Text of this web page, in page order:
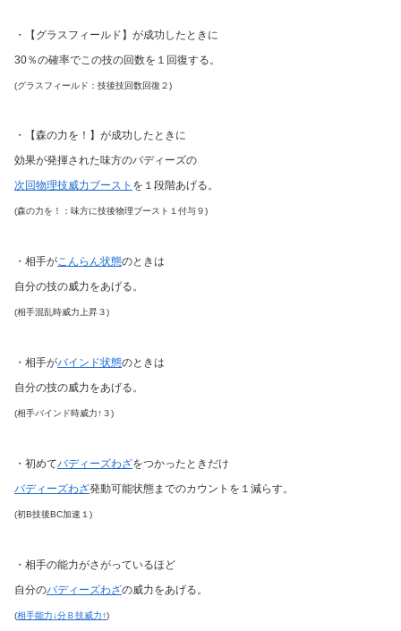
・【グラスフィールド】が成功したときに
30％の確率でこの技の回数を１回復する。
(グラスフィールド：技後技回数回復２)
・【森の力を！】が成功したときに
効果が発揮された味方のバディーズの
次回物理技威力ブースト を１段階あげる。
(森の力を！：味方に技後物理ブースト１付与９)
・相手がこんらん状態のときは
自分の技の威力をあげる。
(相手混乱時威力上昇３)
・相手がバインド状態のときは
自分の技の威力をあげる。
(相手バインド時威力↑３)
・初めてバディーズわざをつかったときだけ
バディーズわざ発動可能状態までのカウントを１減らす。
(初B技後BC加速１)
・相手の能力がさがっているほど
自分のバディーズわざの威力をあげる。
(相手能力↓分Ｂ技威力↑)